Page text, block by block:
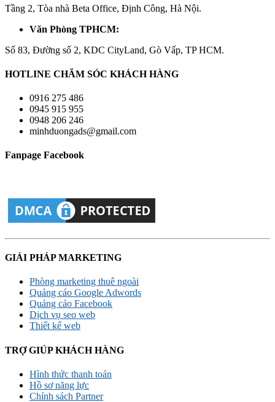
Tầng 2, Tòa nhà Beta Office, Định Công, Hà Nội.
Văn Phòng TPHCM:
Số 83, Đường số 2, KDC CityLand, Gò Vấp, TP HCM.
HOTLINE CHĂM SÓC KHÁCH HÀNG
0916 275 486
0945 915 955
0948 206 246
minhduongads@gmail.com
Fanpage Facebook
GIẢI PHÁP MARKETING
Phòng marketing thuê ngoài
Quảng cáo Google Adwords
Quảng cáo Facebook
Dịch vụ seo web
Thiết kế web
TRỢ GIÚP KHÁCH HÀNG
Hình thức thanh toán
Hồ sơ năng lực
Chính sách Partner